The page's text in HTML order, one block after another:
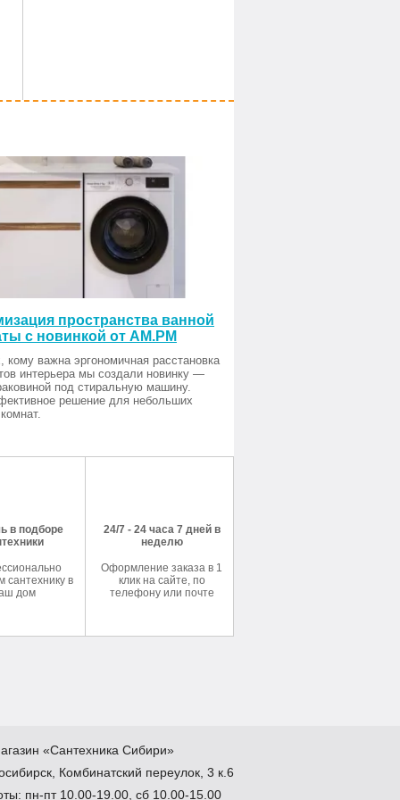
пространства ванной
с новинкой от AM.PM
кому важна эргономичная расстановка
интерьера мы создали новинку —
под стиральную машину.
решение для небольших
в подборе
сантехнику в
дом
24/7 - 24 часа 7 дней в
неделю
Оформление заказа в 1
клик на сайте, по
телефону или почте
«Сантехника Сибири»
Комбинатский переулок, 3 к.6
пн-пт 10.00-19.00, сб 10.00-15.00